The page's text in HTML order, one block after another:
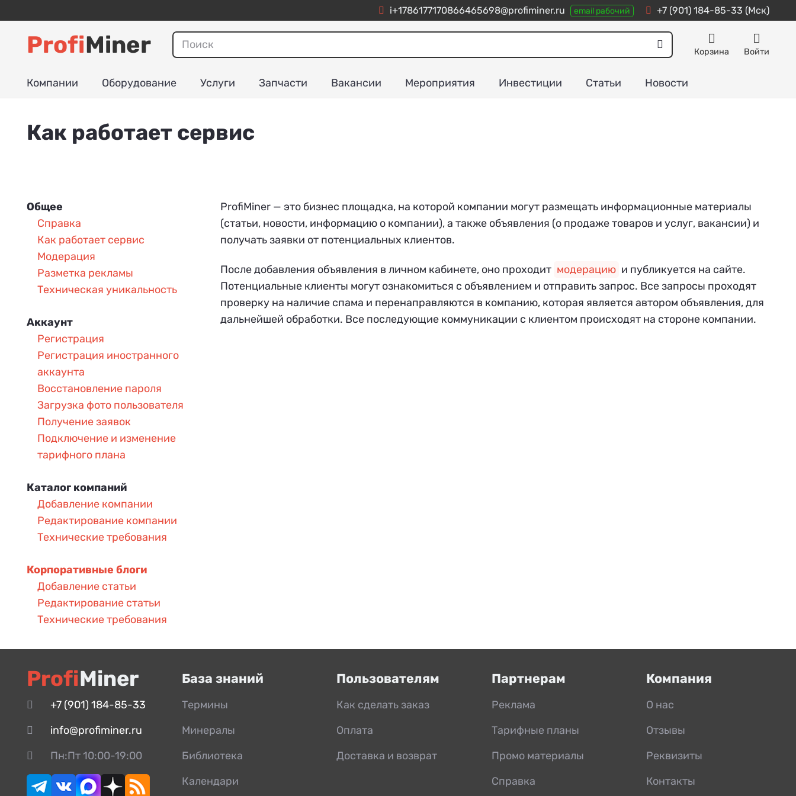
i+1786177170866465698@profiminer.ru email рабочий +7 (901) 184-85-33 (Мск)
ProfiMiner Корзина Войти
Компании Оборудование Услуги Запчасти Вакансии Мероприятия Инвестиции Статьи Новости
Как работает сервис
Общее
Справка
Как работает сервис
Модерация
Разметка рекламы
Техническая уникальность
Аккаунт
Регистрация
Регистрация иностранного
аккаунта
Восстановление пароля
Загрузка фото пользователя
Получение заявок
Подключение и изменение
тарифного плана
Каталог компаний
Добавление компании
Редактирование компании
Технические требования
Корпоративные блоги
Добавление статьи
Редактирование статьи
Технические требования
ProfiMiner — это бизнес площадка, на которой компании могут размещать информационные материалы
(статьи, новости, информацию о компании), а также объявления (о продаже товаров и услуг, вакансии) и
получать заявки от потенциальных клиентов.
После добавления объявления в личном кабинете, оно проходит модерацию и публикуется на сайте.
Потенциальные клиенты могут ознакомиться с объявлением и отправить запрос. Все запросы проходят
проверку на наличие спама и перенаправляются в компанию, которая является автором объявления, для
дальнейшей обработки. Все последующие коммуникации с клиентом происходят на стороне компании.
ProfiMiner
+7 (901) 184-85-33
info@profiminer.ru
Пн:Пт 10:00-19:00
База знаний
Термины
Минералы
Библиотека
Календари
Пользователям
Как сделать заказ
Оплата
Доставка и возврат
Партнерам
Реклама
Тарифные планы
Промо материалы
Справка
Компания
О нас
Отзывы
Реквизиты
Контакты